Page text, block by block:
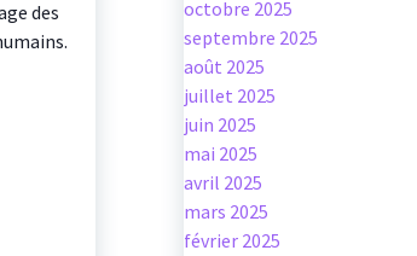
des
octobre 2025
septembre 2025
août 2025
juillet 2025
juin 2025
mai 2025
avril 2025
mars 2025
février 2025